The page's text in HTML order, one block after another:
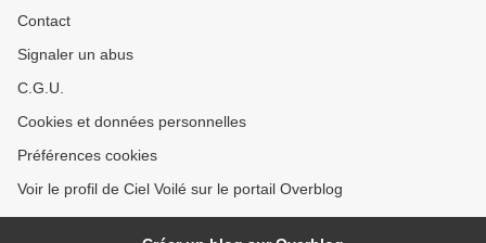
Contact
Signaler un abus
C.G.U.
Cookies et données personnelles
Préférences cookies
Voir le profil de Ciel Voilé sur le portail Overblog